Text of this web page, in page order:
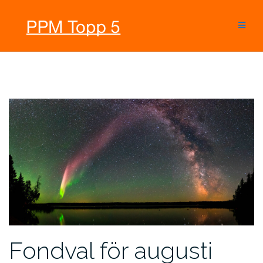
innehåll
Fondval för augusti